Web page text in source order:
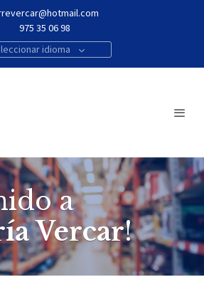
975 35 06 98
idioma
a
Vercar!